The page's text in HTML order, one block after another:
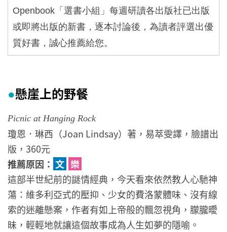
Openbook 「選書小組」每週研讀各出版社已出版
或即將出版的新書，逐本討論後，為讀者評選出優
質好書，誠心推薦給您。
●懸崖上的野餐
Picnic at Hanging Rock
瓊恩．琳西（Joan Lindsay）著，易萃雯譯，臉譜出
版，360元
推薦原因： 文 樂
這部半世紀前的謎情經典，今天看來依然教人心馳神
蕩：維多利亞式的壓抑、少女的費洛蒙體味、沒有線
索的迷離懸案，作者有如上帝般的飄忽視角，朦朧曖
昧，輕輕地就讓這個故事成為人生如夢的隱喻。